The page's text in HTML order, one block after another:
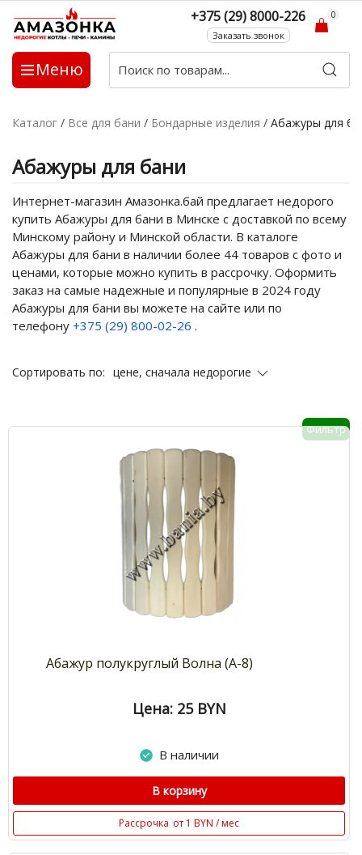
Меню
+375 (29) 8000-226
Заказать звонок
0
Каталог / Все для бани / Бондарные изделия / Абажуры для
Абажуры для бани
Интернет-магазин Амазонка.бай предлагает недорого
купить Абажуры для бани в Минске с доставкой по всему
Минскому району и Минской области. В каталоге
Абажуры для бани в наличии более 44 товаров с фото и
ценами, которые можно купить в рассрочку. Оформить
заказ на самые надежные и популярные в 2024 году
Абажуры для бани вы можете на сайте или по
телефону +375 (29) 800-02-26 .
Сортировать по: цене, сначала недорогие
Фильтр
Абажур полукруглый Волна (А-8)
Цена: 25 BYN
В наличии
В корзину
Рассрочка от 1 BYN / мес